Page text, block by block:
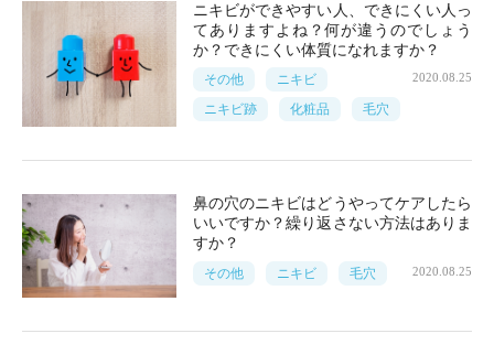
ニキビができやすい人、できにくい人っ
てありますよね？何が違うのでしょう
か？できにくい体質になれますか？
2020.08.25
その他
ニキビ
ニキビ跡
化粧品 毛穴
鼻の穴のニキビはどうやってケアしたら
いいですか？繰り返さない方法はありま
すか？
2020.08.25
その他 ニキビ 毛穴